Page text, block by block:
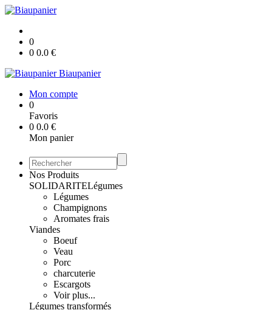
0
0 0.0 €
Biaupanier
Mon compte
0
Favoris
0 0.0 €
Mon panier
Nos Produits
SOLIDARITELégumes
Légumes
Champignons
Aromates frais
Viandes
Boeuf
Veau
Porc
charcuterie
Escargots
Voir plus...
Légumes transformés